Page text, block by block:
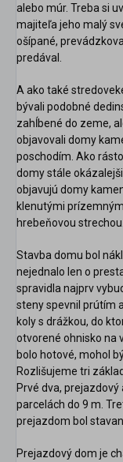
alebo múr. Treba si
majiteľa jeho malý
ošípané,
predával.
A ako také
bývali podobné
zahĺbené do zeme,
objavovali domy
poschodím. Ako
domy stále
objavujú domy
klenutými
hrebeňovou strechou.
Stavba domu bol
nejednalo len o
spravidla najprv
steny spevnil prútím
koly s drážkou, do
otvorené ohnisko na
bolo hotové, mohol
Rozlišujeme tri
Prvé dva,
parcelách do 9 m.
prejazdom bol
Prejazdový dom je